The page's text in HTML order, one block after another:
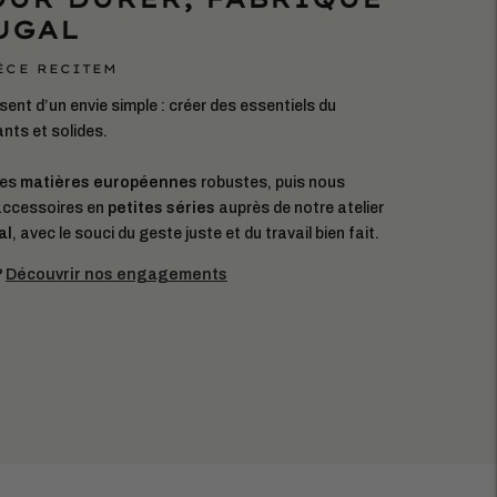
RECITEM
d’un envie simple : créer des essentiels du
et solides.
matières européennes robustes, puis nous
en petites séries auprès de notre atelier
, avec le souci du geste juste et du travail bien fait.
Découvrir nos engagements